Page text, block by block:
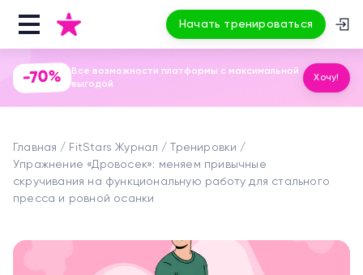
Начать тренироваться
-70%
Все возможности платформы с максимальной
выгодой
Хочу!
Главная FitStars Журнал
Тренировки
Упражнение «Дровосек»: меняем привычные
скручивания на функциональную работу для стального
пресса и ровной осанки